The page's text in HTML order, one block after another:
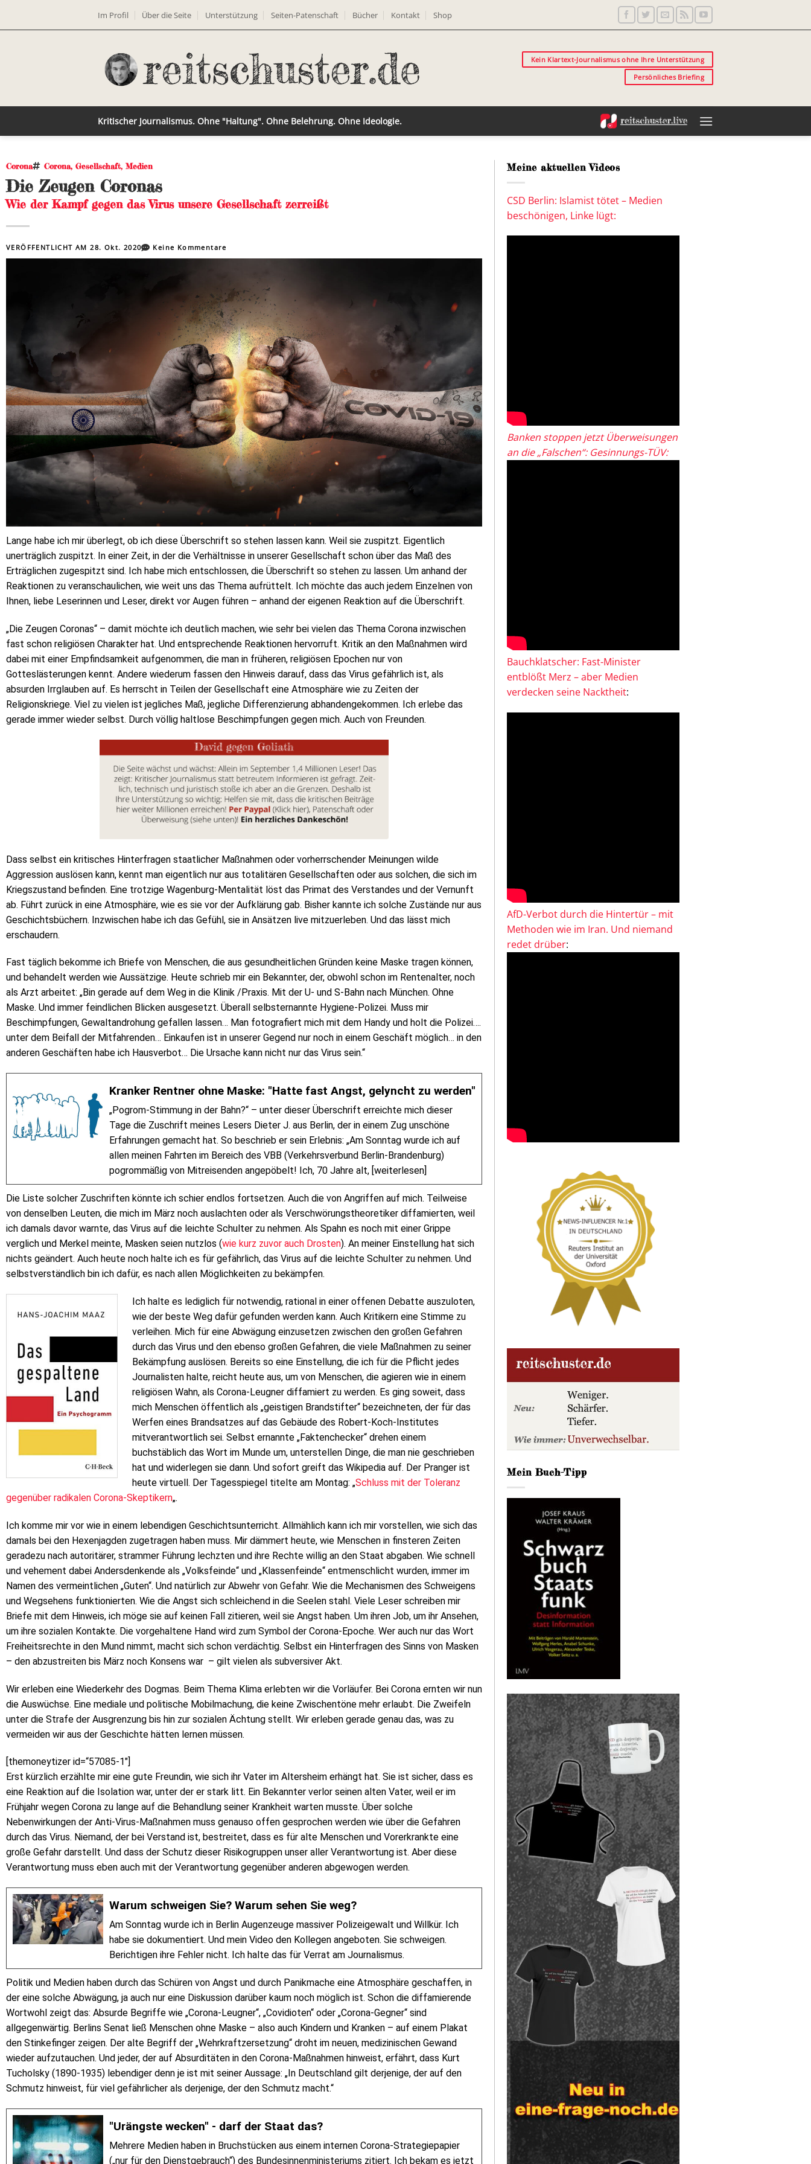
Im Profil Über die Seite Unterstützung Seiten-Patenschaft Bücher Kontakt Shop
Kein Klartext-Journalismus ohne Ihre Unterstützung
Persönliches Briefing
Kritischer Journalismus. Ohne "Haltung". Ohne Belehrung. Ohne Ideologie.
Corona Corona, Gesellschaft, Medien
Die Zeugen Coronas
Wie der Kampf gegen das Virus unsere Gesellschaft zerreißt
VERÖFFENTLICHT AM28. Okt. 2020 Keine Kommentare
Lange habe ich mir überlegt, ob ich diese Überschrift so stehen lassen kann. Weil sie zuspitzt. Eigentlich
unerträglich zuspitzt. In einer Zeit, in der die Verhältnisse in unserer Gesellschaft schon über das Maß des
Erträglichen zugespitzt sind. Ich habe mich entschlossen, die Überschrift so stehen zu lassen. Um anhand der
Reaktionen zu veranschaulichen, wie weit uns das Thema aufrüttelt. Ich möchte das auch jedem Einzelnen von
Ihnen, liebe Leserinnen und Leser, direkt vor Augen führen – anhand der eigenen Reaktion auf die Überschrift.
„Die Zeugen Coronas“ – damit möchte ich deutlich machen, wie sehr bei vielen das Thema Corona inzwischen
fast schon religiösen Charakter hat. Und entsprechende Reaktionen hervorruft. Kritik an den Maßnahmen wird
dabei mit einer Empfindsamkeit aufgenommen, die man in früheren, religiösen Epochen nur von
Gotteslästerungen kennt. Andere wiederum fassen den Hinweis darauf, dass das Virus gefährlich ist, als
absurden Irrglauben auf. Es herrscht in Teilen der Gesellschaft eine Atmosphäre wie zu Zeiten der
Religionskriege. Viel zu vielen ist jegliches Maß, jegliche Differenzierung abhandengekommen. Ich erlebe das
gerade immer wieder selbst. Durch völlig haltlose Beschimpfungen gegen mich. Auch von Freunden.
Dass selbst ein kritisches Hinterfragen staatlicher Maßnahmen oder vorherrschender Meinungen wilde
Aggression auslösen kann, kennt man eigentlich nur aus totalitären Gesellschaften oder aus solchen, die sich im
Kriegszustand befinden. Eine trotzige Wagenburg-Mentalität löst das Primat des Verstandes und der Vernunft
ab. Führt zurück in eine Atmosphäre, wie es sie vor der Aufklärung gab. Bisher kannte ich solche Zustände nur aus
Geschichtsbüchern. Inzwischen habe ich das Gefühl, sie in Ansätzen live mitzuerleben. Und das lässt mich
erschaudern.
Fast täglich bekomme ich Briefe von Menschen, die aus gesundheitlichen Gründen keine Maske tragen können,
und behandelt werden wie Aussätzige. Heute schrieb mir ein Bekannter, der, obwohl schon im Rentenalter, noch
als Arzt arbeitet: „Bin gerade auf dem Weg in die Klinik /Praxis. Mit der U- und S-Bahn nach München. Ohne
Maske. Und immer feindlichen Blicken ausgesetzt. Überall selbsternannte Hygiene-Polizei. Muss mir
Beschimpfungen, Gewaltandrohung gefallen lassen… Man fotografiert mich mit dem Handy und holt die Polizei….
unter dem Beifall der Mitfahrenden… Einkaufen ist in unserer Gegend nur noch in einem Geschäft möglich… in den
anderen Geschäften habe ich Hausverbot… Die Ursache kann nicht nur das Virus sein.“
Kranker Rentner ohne Maske: "Hatte fast Angst, gelyncht zu werden"
„Pogrom-Stimmung in der Bahn?“ – unter dieser Überschrift erreichte mich dieser
Tage die Zuschrift meines Lesers Dieter J. aus Berlin, der in einem Zug unschöne
Erfahrungen gemacht hat. So beschrieb er sein Erlebnis: „Am Sonntag wurde ich auf
allen meinen Fahrten im Bereich des VBB (Verkehrsverbund Berlin-Brandenburg)
pogrommäßig von Mitreisenden angepöbelt! Ich, 70 Jahre alt, [weiterlesen]
Die Liste solcher Zuschriften könnte ich schier endlos fortsetzen. Auch die von Angriffen auf mich. Teilweise
von denselben Leuten, die mich im März noch auslachten oder als Verschwörungstheoretiker diffamierten, weil
ich damals davor warnte, das Virus auf die leichte Schulter zu nehmen. Als Spahn es noch mit einer Grippe
verglich und Merkel meinte, Masken seien nutzlos (wie kurz zuvor auch Drosten). An meiner Einstellung hat sich
nichts geändert. Auch heute noch halte ich es für gefährlich, das Virus auf die leichte Schulter zu nehmen. Und
selbstverständlich bin ich dafür, es nach allen Möglichkeiten zu bekämpfen.
Ich halte es lediglich für notwendig, rational in einer offenen Debatte auszuloten,
wie der beste Weg dafür gefunden werden kann. Auch Kritikern eine Stimme zu
verleihen. Mich für eine Abwägung einzusetzen zwischen den großen Gefahren
durch das Virus und den ebenso großen Gefahren, die viele Maßnahmen zu seiner
Bekämpfung auslösen. Bereits so eine Einstellung, die ich für die Pflicht jedes
Journalisten halte, reicht heute aus, um von Menschen, die agieren wie in einem
religiösen Wahn, als Corona-Leugner diffamiert zu werden. Es ging soweit, dass
mich Menschen öffentlich als „geistigen Brandstifter“ bezeichneten, der für das
Werfen eines Brandsatzes auf das Gebäude des Robert-Koch-Institutes
mitverantwortlich sei. Selbst ernannte „Faktenchecker“ drehen einem
buchstäblich das Wort im Munde um, unterstellen Dinge, die man nie geschrieben
hat und widerlegen sie dann. Und sofort greift das Wikipedia auf. Der Pranger ist
heute virtuell. Der Tagesspiegel titelte am Montag: „Schluss mit der Toleranz
gegenüber radikalen Corona-Skeptikern„.
Ich komme mir vor wie in einem lebendigen Geschichtsunterricht. Allmählich kann ich mir vorstellen, wie sich das
damals bei den Hexenjagden zugetragen haben muss. Mir dämmert heute, wie Menschen in finsteren Zeiten
geradezu nach autoritärer, strammer Führung lechzten und ihre Rechte willig an den Staat abgaben. Wie schnell
und vehement dabei Andersdenkende als „Volksfeinde“ und „Klassenfeinde“ entmenschlicht wurden, immer im
Namen des vermeintlichen „Guten“. Und natürlich zur Abwehr von Gefahr. Wie die Mechanismen des Schweigens
und Wegsehens funktionierten. Wie die Angst sich schleichend in die Seelen stahl. Viele Leser schreiben mir
Briefe mit dem Hinweis, ich möge sie auf keinen Fall zitieren, weil sie Angst haben. Um ihren Job, um ihr Ansehen,
um ihre sozialen Kontakte. Die vorgehaltene Hand wird zum Symbol der Corona-Epoche. Wer auch nur das Wort
Freiheitsrechte in den Mund nimmt, macht sich schon verdächtig. Selbst ein Hinterfragen des Sinns von Masken
– den abzustreiten bis März noch Konsens war – gilt vielen als subversiver Akt.
Wir erleben eine Wiederkehr des Dogmas. Beim Thema Klima erlebten wir die Vorläufer. Bei Corona ernten wir nun
die Auswüchse. Eine mediale und politische Mobilmachung, die keine Zwischentöne mehr erlaubt. Die Zweifeln
unter die Strafe der Ausgrenzung bis hin zur sozialen Ächtung stellt. Wir erleben gerade genau das, was zu
vermeiden wir aus der Geschichte hätten lernen müssen.
[themoneytizer id=“57085-1″]
Erst kürzlich erzählte mir eine gute Freundin, wie sich ihr Vater im Altersheim erhängt hat. Sie ist sicher, dass es
eine Reaktion auf die Isolation war, unter der er stark litt. Ein Bekannter verlor seinen alten Vater, weil er im
Frühjahr wegen Corona zu lange auf die Behandlung seiner Krankheit warten musste. Über solche
Nebenwirkungen der Anti-Virus-Maßnahmen muss genauso offen gesprochen werden wie über die Gefahren
durch das Virus. Niemand, der bei Verstand ist, bestreitet, dass es für alte Menschen und Vorerkrankte eine
große Gefahr darstellt. Und dass der Schutz dieser Risikogruppen unser aller Verantwortung ist. Aber diese
Verantwortung muss eben auch mit der Verantwortung gegenüber anderen abgewogen werden.
Warum schweigen Sie? Warum sehen Sie weg?
Am Sonntag wurde ich in Berlin Augenzeuge massiver Polizeigewalt und Willkür. Ich
habe sie dokumentiert. Und mein Video den Kollegen angeboten. Sie schweigen.
Berichtigen ihre Fehler nicht. Ich halte das für Verrat am Journalismus.
Politik und Medien haben durch das Schüren von Angst und durch Panikmache eine Atmosphäre geschaffen, in
der eine solche Abwägung, ja auch nur eine Diskussion darüber kaum noch möglich ist. Schon die diffamierende
Wortwohl zeigt das: Absurde Begriffe wie „Corona-Leugner“, „Covidioten“ oder „Corona-Gegner“ sind
allgegenwärtig. Berlins Senat ließ Menschen ohne Maske – also auch Kindern und Kranken – auf einem Plakat
den Stinkefinger zeigen. Der alte Begriff der „Wehrkraftzersetzung“ droht im neuen, medizinischen Gewand
wieder aufzutauchen. Und jeder, der auf Absurditäten in den Corona-Maßnahmen hinweist, erfährt, dass Kurt
Tucholsky (1890-1935) lebendiger denn je ist mit seiner Aussage: „In Deutschland gilt derjenige, der auf den
Schmutz hinweist, für viel gefährlicher als derjenige, der den Schmutz macht.“
"Urängste wecken" - darf der Staat das?
Mehrere Medien haben in Bruchstücken aus einem internen Corona-Strategiepapier
(„nur für den Dienstgebrauch“) des Bundesinnenministeriums zitiert. Ich bekam es jetzt
Meine aktuellen Videos
CSD Berlin: Islamist tötet – Medien
beschönigen, Linke lügt:
Banken stoppen jetzt Überweisungen
an die „Falschen“: Gesinnungs-TÜV:
Bauchklatscher: Fast-Minister
entblößt Merz – aber Medien
verdecken seine Nacktheit:
AfD-Verbot durch die Hintertür – mit
Methoden wie im Iran. Und niemand
redet drüber:
Mein Buch-Tipp